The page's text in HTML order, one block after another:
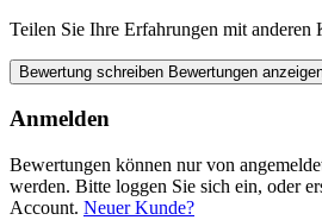
Teilen Sie Ihre Erfahrungen mit anderen
Bewertung schreiben Bewertungen
Anmelden
Bewertungen können nur von
werden. Bitte loggen Sie sich ein, oder
Account. Neuer Kunde?